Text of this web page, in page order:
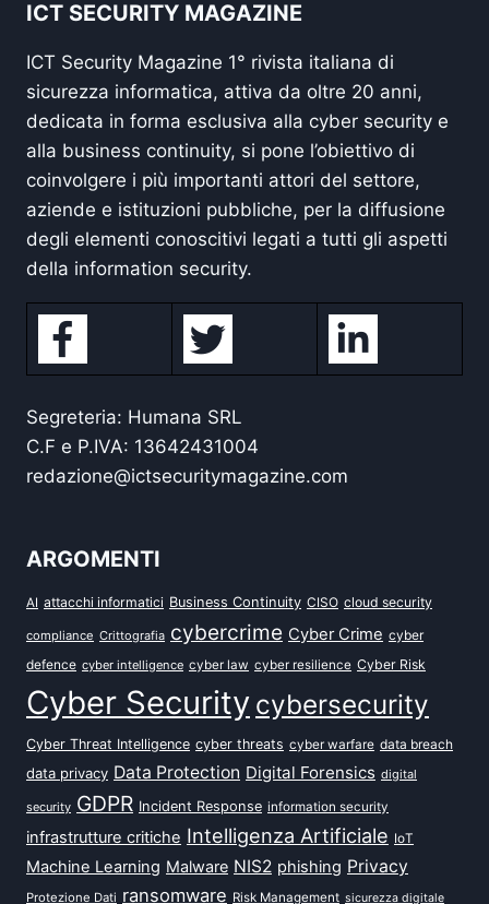
ICT SECURITY MAGAZINE
ICT Security Magazine 1° rivista italiana di
sicurezza informatica, attiva da oltre 20 anni,
dedicata in forma esclusiva alla cyber security e
alla business continuity, si pone l’obiettivo di
coinvolgere i più importanti attori del settore,
aziende e istituzioni pubbliche, per la diffusione
degli elementi conoscitivi legati a tutti gli aspetti
della information security.
Segreteria: Humana SRL
C.F e P.IVA: 13642431004
redazione@ictsecuritymagazine.com
ARGOMENTI
AI attacchi informatici Business Continuity CISO cloud security
compliance Crittografia cybercrime Cyber Crime cyber
defence cyber intelligence cyber law cyber resilience Cyber Risk
Cyber Security cybersecurity
Cyber Threat Intelligence cyber threats cyber warfare data breach
data privacy Data Protection Digital Forensics digital
security GDPR Incident Response information security
infrastrutture critiche Intelligenza Artificiale IoT
Machine Learning Malware NIS2 phishing Privacy
Protezione Dati ransomware Risk Management sicurezza digitale